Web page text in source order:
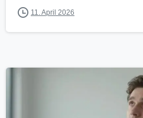
11. April 2026